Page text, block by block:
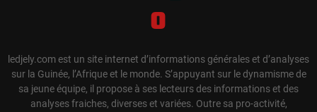
ledjely.com est un site internet d’informations générales et d’analyses
sur la Guinée, l’Afrique et le monde. S’appuyant sur le dynamisme de
sa jeune équipe, il propose à ses lecteurs des informations et des
analyses fraiches, diverses et variées. Outre sa pro-activité,